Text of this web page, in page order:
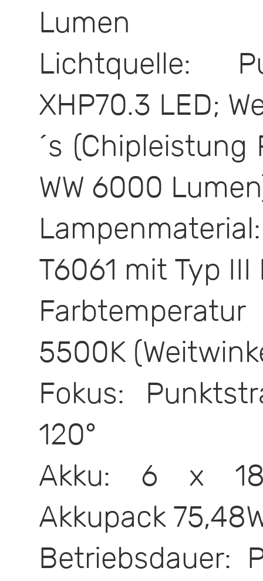
Lumen
Lichtquelle:
XHP70.3 LED;
´s
WW 6000
T6061 mit Typ
5500K
Fokus:
120°
Akku: 6 x
Akkupack
Betriebsdauer: